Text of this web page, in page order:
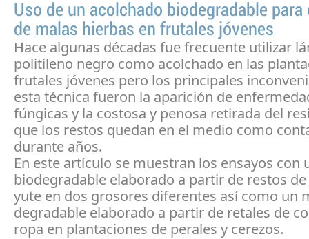
Uso de un acolchado biodegradable
de malas hierbas en frutales jóvenes
Hace algunas décadas fue frecuente utilizar
politileno negro como acolchado en las
frutales jóvenes pero los principales
esta técnica fueron la aparición de
fúngicas y la costosa y penosa retirada del
que los restos quedan en el medio como
durante años.
En este artículo se muestran los ensayos con
biodegradable elaborado a partir de restos de
yute en dos grosores diferentes así como un
degradable elaborado a partir de retales de
ropa en plantaciones de perales y cerezos.